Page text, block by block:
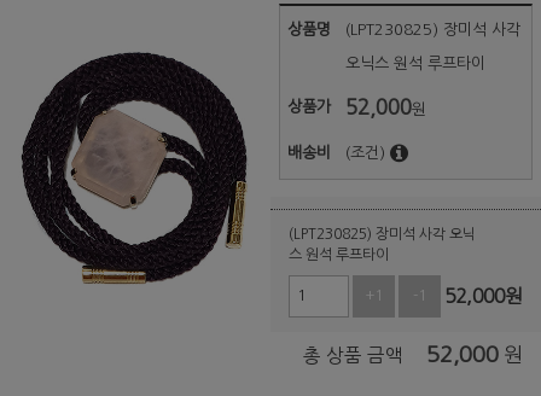
상품명 (LPT230825) 장미석 사각
오닉스 원석 루프타이
상품가 52,000원
배송비 (조건)
(LPT230825) 장미석 사각 오닉
스 원석 루프타이
+1 -1 52,000원
총 상품 금액 52,000 원